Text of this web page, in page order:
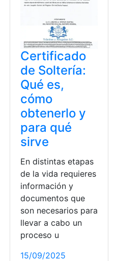
Certificado
de Soltería:
Qué es,
cómo
obtenerlo y
para qué
sirve
En distintas etapas
de la vida requieres
información y
documentos que
son necesarios para
llevar a cabo un
proceso u
15/09/2025